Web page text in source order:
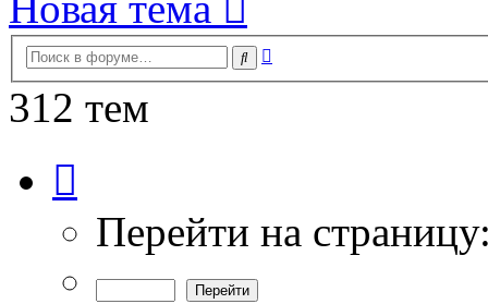
Поиск
312 тем
из
Перейти на